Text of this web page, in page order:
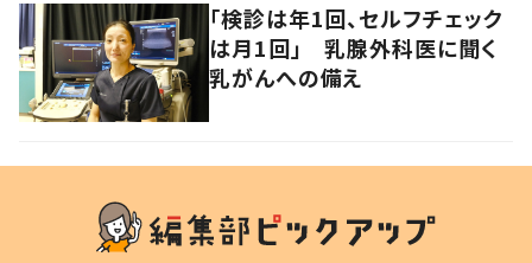
「検診は年1回、セルフチェック
は月1回」 乳腺外科医に聞く
乳がんへの備え